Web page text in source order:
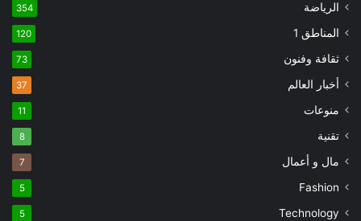
الرياضة 354
المناطق 1 120
ثقافة وفنون 73
أخبار العالم 37
منوعات 11
تقنية 8
مال و أعمال 7
Fashion
5
Technology
5